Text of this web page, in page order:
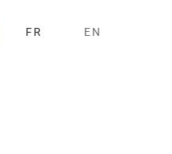
FR EN